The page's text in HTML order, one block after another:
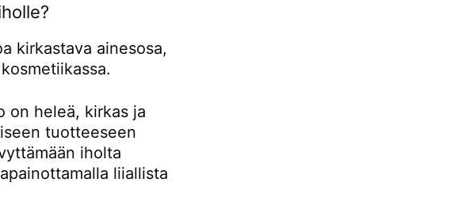
kirkastava ainesosa,
on heleä, kirkas ja
tuotteeseen
iholta
liiallista